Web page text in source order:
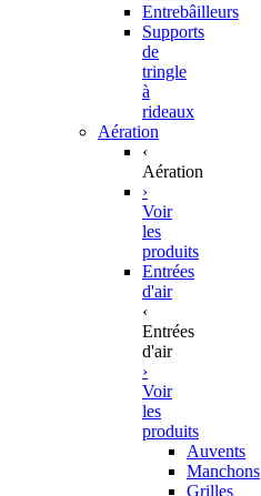
Entrebâilleurs
Supports
de
tringle
à
rideaux
Aération
‹
Aération
›
Voir
les
produits
Entrées
d'air
‹
Entrées
d'air
›
Voir
les
produits
Auvents
Manchons
Grilles